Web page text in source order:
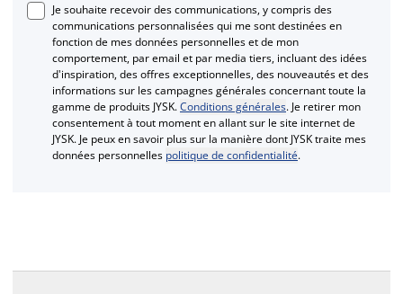
Je souhaite recevoir des communications, y compris des
communications personnalisées qui me sont destinées en
fonction de mes données personnelles et de mon
comportement, par email et par media tiers, incluant des idées
d'inspiration, des offres exceptionnelles, des nouveautés et des
informations sur les campagnes générales concernant toute la
gamme de produits JYSK.Conditions générales. Je retirer mon
consentement à tout moment en allant sur le site internet de
JYSK. Je peux en savoir plus sur la manière dont JYSK traite mes
données personnelles politique de confidentialité.